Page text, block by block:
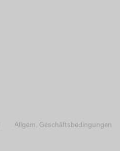
Allgem. Geschäftsbedingungen